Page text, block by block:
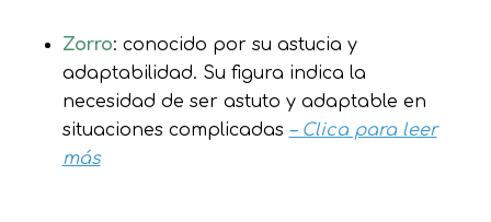
Zorro: conocido por su astucia y
adaptabilidad. Su figura indica la
necesidad de ser astuto y adaptable en
situaciones complicadas – Clica para leer
más